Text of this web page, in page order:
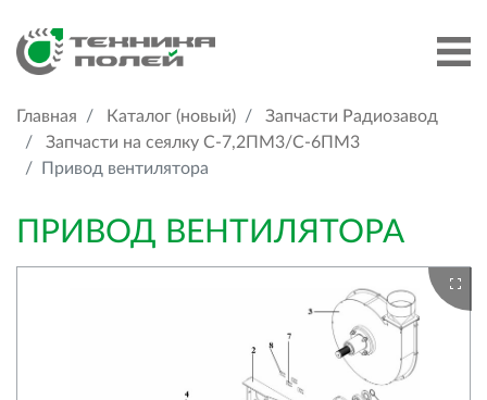
Главная Каталог (новый)
Запчасти Радиозавод
Запчасти на сеялку С-7,2ПМ3/С-6ПМ3
Привод вентилятора
ПРИВОД ВЕНТИЛЯТОРА